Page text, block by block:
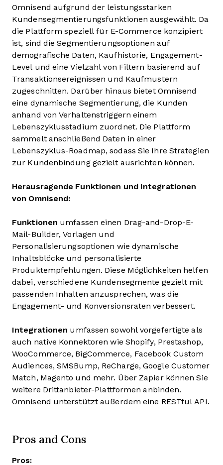
Omnisend aufgrund der leistungsstarken
Kundensegmentierungsfunktionen ausgewählt. Da
die Plattform speziell für E-Commerce konzipiert
ist, sind die Segmentierungsoptionen auf
demografische Daten, Kaufhistorie, Engagement-
Level und eine Vielzahl von Filtern basierend auf
Transaktionsereignissen und Kaufmustern
zugeschnitten. Darüber hinaus bietet Omnisend
eine dynamische Segmentierung, die Kunden
anhand von Verhaltenstriggern einem
Lebenszyklusstadium zuordnet. Die Plattform
sammelt anschließend Daten in einer
Lebenszyklus-Roadmap, sodass Sie Ihre Strategien
zur Kundenbindung gezielt ausrichten können.
Herausragende Funktionen und Integrationen
von Omnisend:
Funktionen umfassen einen Drag-and-Drop-E-
Mail-Builder, Vorlagen und
Personalisierungsoptionen wie dynamische
Inhaltsblöcke und personalisierte
Produktempfehlungen. Diese Möglichkeiten helfen
dabei, verschiedene Kundensegmente gezielt mit
passenden Inhalten anzusprechen, was die
Engagement- und Konversionsraten verbessert.
Integrationen umfassen sowohl vorgefertigte als
auch native Konnektoren wie Shopify, Prestashop,
WooCommerce, BigCommerce, Facebook Custom
Audiences, SMSBump, ReCharge, Google Customer
Match, Magento und mehr. Über Zapier können Sie
weitere Drittanbieter-Plattformen anbinden.
Omnisend unterstützt außerdem eine RESTful API.
Pros and Cons
Pros: